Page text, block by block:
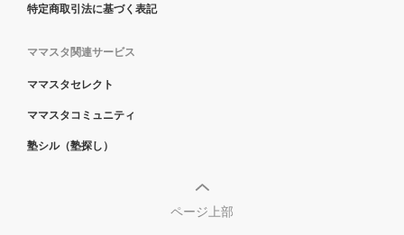
特定商取引法に基づく表記
ママスタ関連サービス
ママスタセレクト
ママスタコミュニティ
塾シル（塾探し）
ページ上部